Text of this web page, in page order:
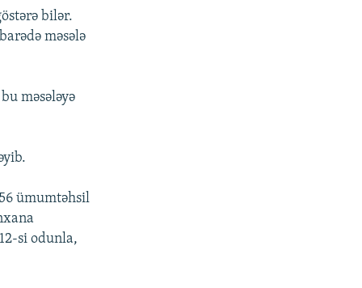
bilər.
məsələ
məsələyə
ümumtəhsil
si odunla,